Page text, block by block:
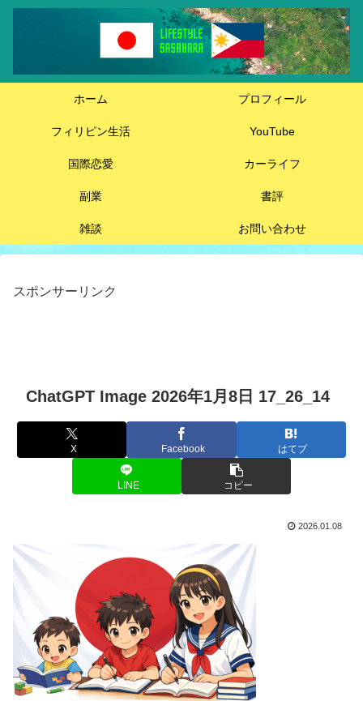
ホーム プロフィール
フィリピン生活 YouTube
国際恋愛 カーライフ
副業 書評
雑談 お問い合わせ
スポンサーリンク
ChatGPT Image 2026年1月8日 17_26_14
X Facebook はてブ
LINE コピー
2026.01.08